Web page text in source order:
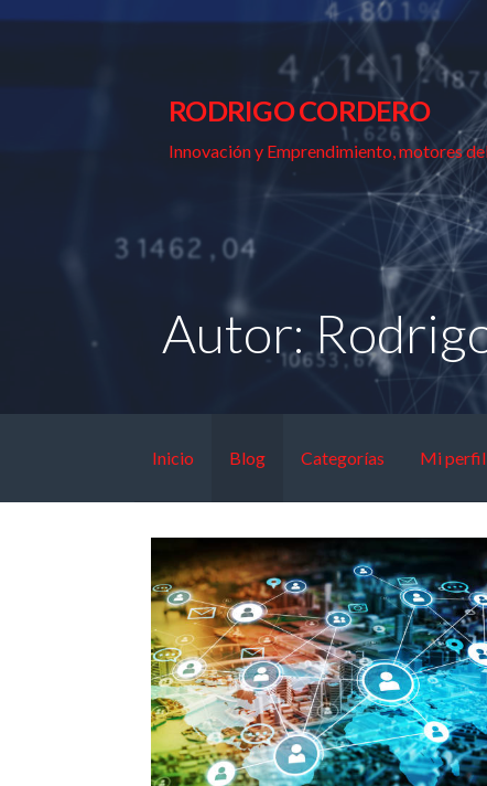
RODRIGO CORDERO
Innovación y Emprendimiento, motores
Autor:
Inicio Blog Categorías Mi perfil